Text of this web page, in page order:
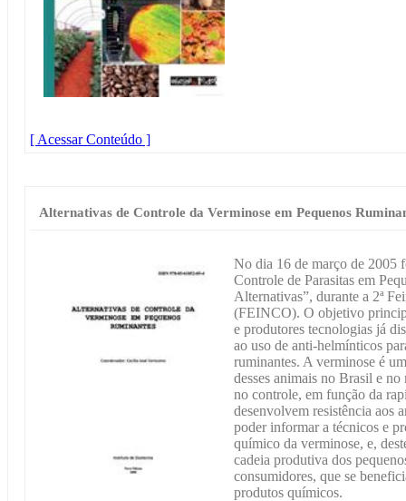
[ Acessar Conteúdo ]
Alternativas de Controle da Verminose em Pequenos
No dia 16 de março de 2005
Controle de Parasitas em
Alternativas”, durante a 2ª
(FEINCO). O objetivo
e produtores tecnologias já
ao uso de anti-helmínticos
ruminantes. A verminose é
desses animais no Brasil e
no controle, em função da
desenvolvem resistência aos
poder informar a técnicos e
químico da verminose, e,
cadeia produtiva dos
consumidores, que se
produtos químicos.